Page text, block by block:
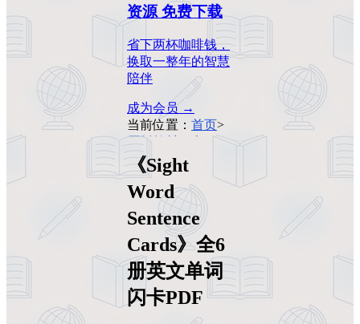
资源 免费下载
省下两杯咖啡钱，
换取一整年的智慧
陪伴
成为会员 →
当前位置： 首页>
原版教材
《Sight
Word Sentence
Cards》全6册英文
单词闪卡PDF
《Sight
Word
Sentence
Cards》全6
册英文单词
闪卡PDF